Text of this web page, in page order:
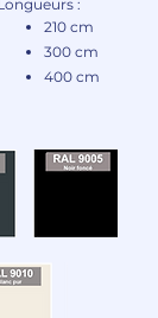
:
210 cm
300 cm
400 cm